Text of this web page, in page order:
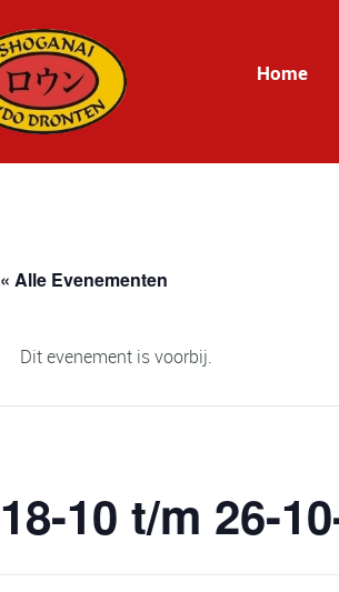
Home
« Alle Evenementen
Dit evenement is voorbij.
18-10 t/m 26-